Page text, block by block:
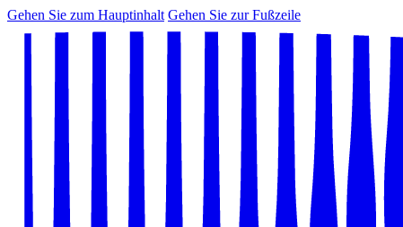
Gehen Sie zum Hauptinhalt Gehen Sie zur Fußzeile